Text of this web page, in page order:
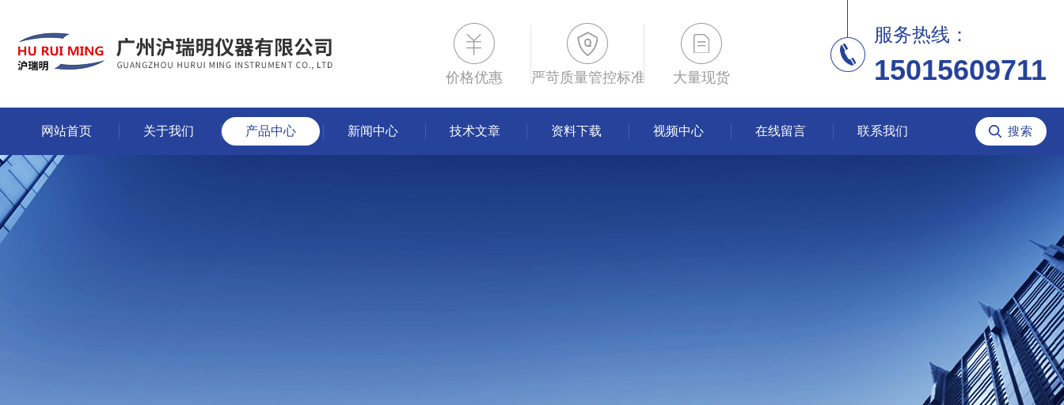
价格优惠 严苛质量管控标准 大量现货
服务热线：
15015609711
网站首页 关于我们 产品中心 新闻中心 技术文章 资料下载 视频中心 在线留言 联系我们